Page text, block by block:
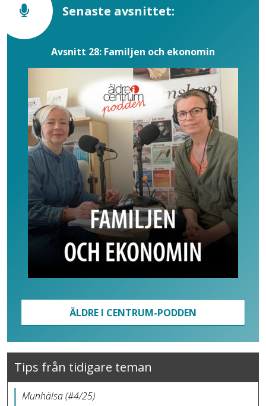
Senaste avsnittet:
Avsnitt 28: Familjen och ekonomin
ÄLDRE I CENTRUM-PODDEN
Tips från tidigare teman
Munhälsa (#4/25)